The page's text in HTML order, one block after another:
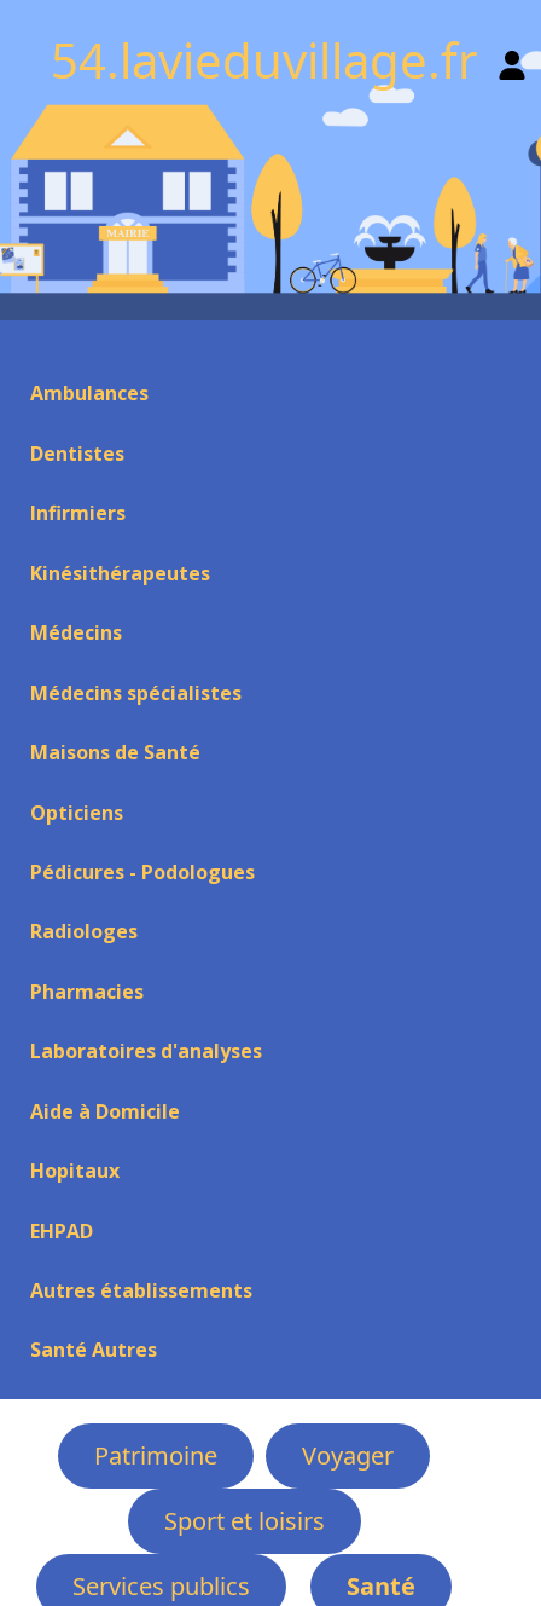
54.lavieduvillage.fr
Ambulances
Dentistes
Infirmiers
Kinésithérapeutes
Médecins
Médecins spécialistes
Maisons de Santé
Opticiens
Pédicures - Podologues
Radiologes
Pharmacies
Laboratoires d'analyses
Aide à Domicile
Hopitaux
EHPAD
Autres établissements
Santé Autres
Patrimoine
Voyager
Sport et loisirs
Services publics
Santé